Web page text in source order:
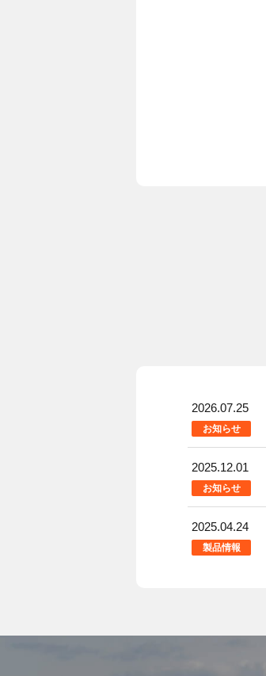
2026.07.25
お知らせ
2025.12.01
お知らせ
2025.04.24
製品情報